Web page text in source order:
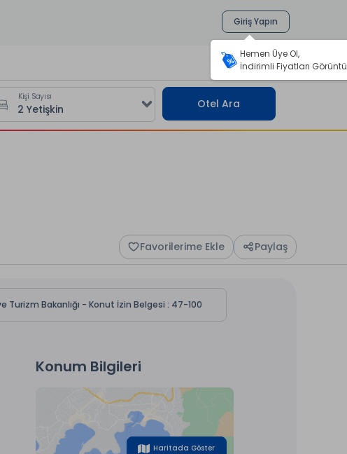
Giriş Yapın
Kişi Sayısı
Otel Ara
Favorilerime Ekle Paylaş
Turizm Bakanlığı - Konut İzin Belgesi : 47-100
Konum Bilgileri
Haritada Göster
Hemen Üye Ol,
İndirimli Fiyatları